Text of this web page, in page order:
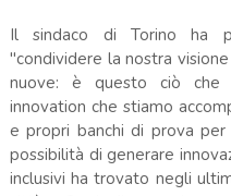
Il sindaco di Torino ha
"condividere la nostra
nuove: è questo ciò che
innovation che stiamo
e propri banchi di prova
possibilità di generare
inclusivi ha trovato negli